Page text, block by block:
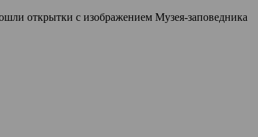
открытки с изображением Музея-заповедника